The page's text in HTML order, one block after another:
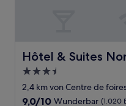
Hôtel & Suites
Hôtel & Suites
3.5-
Sterne-
Unterkunft
2,4 km von Centre de
9.0
9,0/10 Wunderbar (1.020